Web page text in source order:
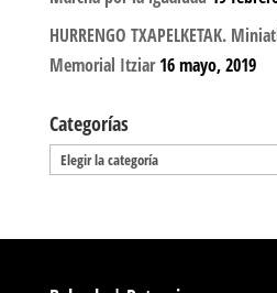
HURRENGO TXAPELKETAK.
Memorial Itziar 16 mayo, 2019
Categorías
Categorías